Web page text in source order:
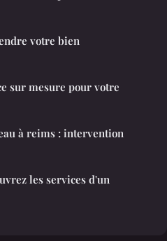
votre bien
sur mesure pour votre
à reims : intervention
les services d'un